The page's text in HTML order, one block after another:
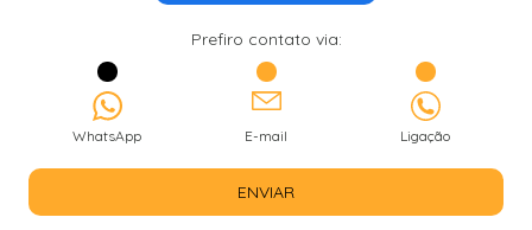
Prefiro contato via:
WhatsApp E-mail Ligação
ENVIAR